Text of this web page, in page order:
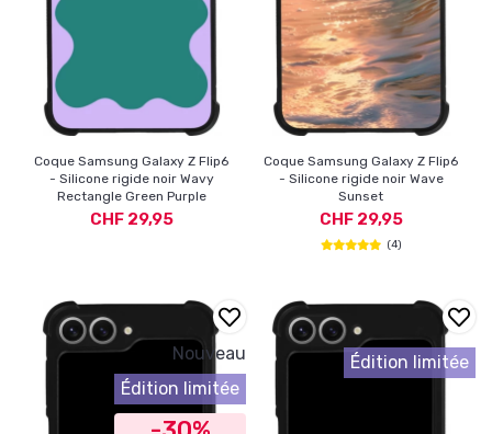
Coque Samsung Galaxy Z Flip6
- Silicone rigide noir Wavy
Rectangle Green Purple
CHF 29,95
Coque Samsung Galaxy Z Flip6
- Silicone rigide noir Wave
Sunset
CHF 29,95
(4)
Nouveau
Édition limitée
Édition limitée